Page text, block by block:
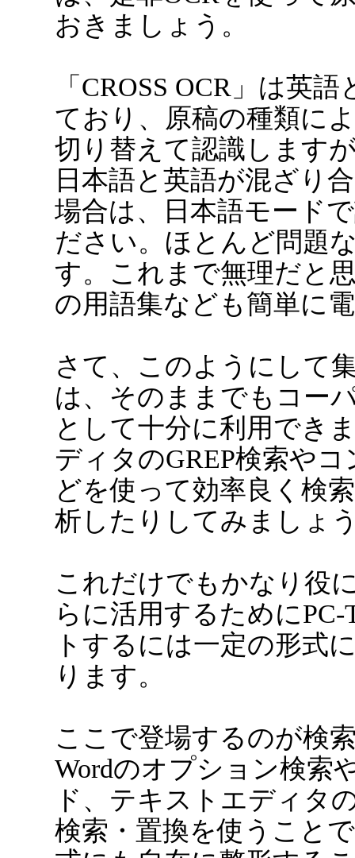
おきましょう。
「CROSS OCR」は英
ており、原稿の種類に
切り替えて認識します
日本語と英語が混ざり
場合は、日本語モード
ださい。ほとんど問題
す。これまで無理だと
の用語集なども簡単に
さて、このようにして
は、そのままでもコー
として十分に利用でき
ディタのGREP検索や
どを使って効率良く検
析したりしてみましょ
これだけでもかなり役
らに活用するためにPC-
トするには一定の形式
ります。
ここで登場するのが検
Wordのオプション検索
ド、テキストエディタ
検索・置換を使うこと